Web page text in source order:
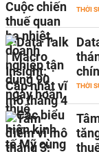
THỜI
THỜI